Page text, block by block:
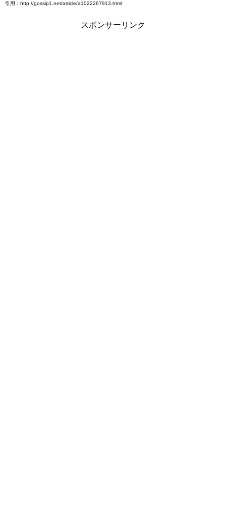
引用：http://gossip1.net/article/a1022267913.html
スポンサーリンク